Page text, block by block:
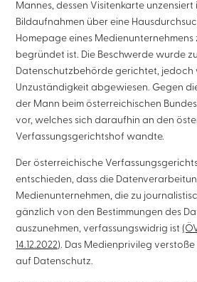
Mannes, dessen Visitenkarte unzensiert
Bildaufnahmen über eine
Homepage eines Medienunternehmens
begründet ist. Die Beschwerde wurde
Datenschutzbehörde gerichtet, jedoch
Unzuständigkeit abgewiesen. Gegen
der Mann beim österreichischen
vor, welches sich daraufhin an den
Verfassungsgerichtshof wandte.
Der österreichische
entschieden, dass die
Medienunternehmen, die zu
gänzlich von den Bestimmungen des
auszunehmen, verfassungswidrig ist
14.12.2022). Das Medienprivileg
auf Datenschutz.